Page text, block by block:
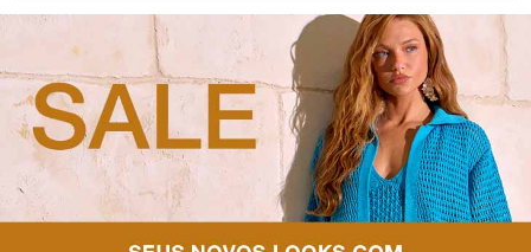
LANÇAMENTO PRIMAVERA 27. Clique e aproveite.